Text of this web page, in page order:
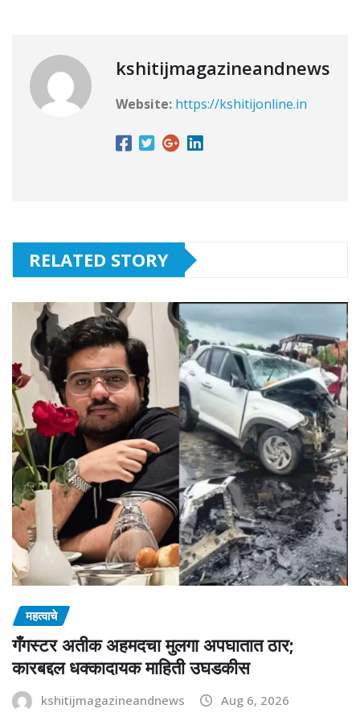
kshitijmagazineandnews
Website: https://kshitijonline.in
RELATED STORY
महत्वाचे
गँगस्टर अतीक अहमदचा मुलगा अपघातात ठार;
कारबद्दल धक्कादायक माहिती उघडकीस
kshitijmagazineandnews Aug 6, 2026